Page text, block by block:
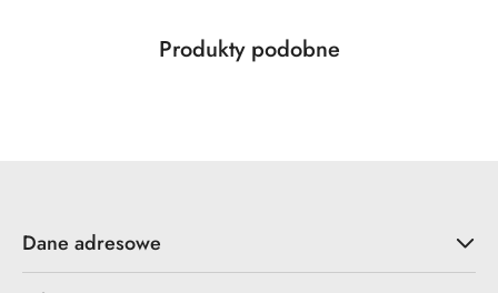
Pomiń karuzelę produktów
Produkty
Produkty podobne
Dane adresowe